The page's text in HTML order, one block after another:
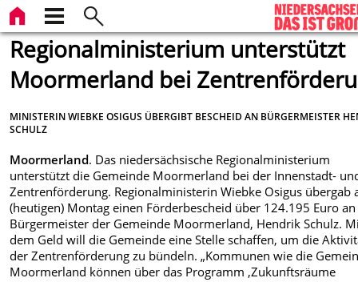
Regionalministerium unterstützt
Moormerland bei
MINISTERIN WIEBKE OSIGUS ÜBERGIBT BESCHEID AN BÜRGERMEISTER
SCHULZ
Moormerland. Das niedersächsische Regionalministerium
unterstützt die Gemeinde Moormerland bei der Innenstadt-
Zentrenförderung. Regionalministerin Wiebke Osigus übergab
(heutigen) Montag einen Förderbescheid über 124.195 Euro
Bürgermeister der Gemeinde Moormerland, Hendrik Schulz.
dem Geld will die Gemeinde eine Stelle schaffen, um die
der Zentrenförderung zu bündeln. „Kommunen wie die
Moormerland können über das Programm ‚Zukunftsräume